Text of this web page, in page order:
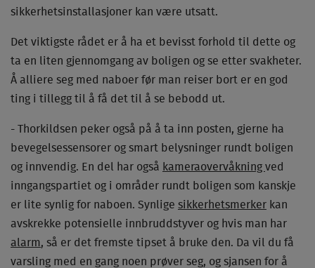
sikkerhetsinstallasjoner kan være utsatt.
Det viktigste rådet er å ha et bevisst forhold til dette og
ta en liten gjennomgang av boligen og se etter svakheter.
Å alliere seg med naboer før man reiser bort er en god
ting i tillegg til å få det til å se bebodd ut.
- Thorkildsen peker også på å ta inn posten, gjerne ha
bevegelsessensorer og smart belysninger rundt boligen
og innvendig. En del har også kameraovervåkning ved
inngangspartiet og i områder rundt boligen som kanskje
er lite synlig for naboen. Synlige sikkerhetsmerker kan
avskrekke potensielle innbruddstyver og hvis man har
alarm, så er det fremste tipset å bruke den. Da vil du få
varsling med en gang noen prøver seg, og sjansen for å